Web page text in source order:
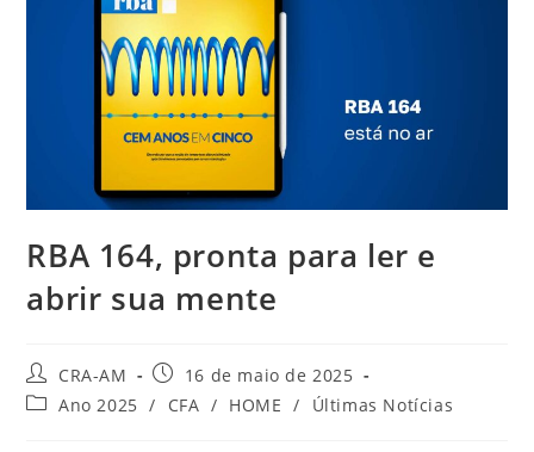
RBA 164, pronta para ler e
abrir sua mente
CRA-AM
16 de maio de 2025
Ano 2025 / CFA / HOME / Últimas Notícias